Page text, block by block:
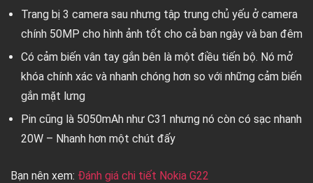
Trang bị 3 camera sau nhưng tập trung chủ yếu ở camera
chính 50MP cho hình ảnh tốt cho cả ban ngày và ban đêm
Có cảm biến vân tay gắn bên là một điều tiến bộ. Nó mở
khóa chính xác và nhanh chóng hơn so với những cảm biến
gắn mặt lưng
Pin cũng là 5050mAh như C31 nhưng nó còn có sạc nhanh
20W – Nhanh hơn một chút đấy
Bạn nên xem: Đánh giá chi tiết Nokia G22